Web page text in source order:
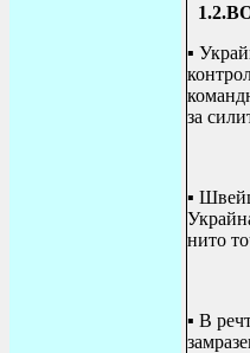
▪
за
▪
нито
▪ В